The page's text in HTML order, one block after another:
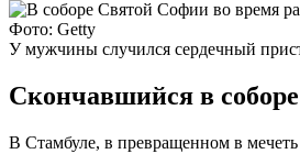
Фото: Getty
У мужчины случился сердечный
Скончавшийся в
В Стамбуле, в превращенном в